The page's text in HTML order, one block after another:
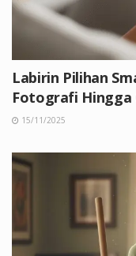
Labirin Pilihan
Fotografi Hingga
15/11/2025